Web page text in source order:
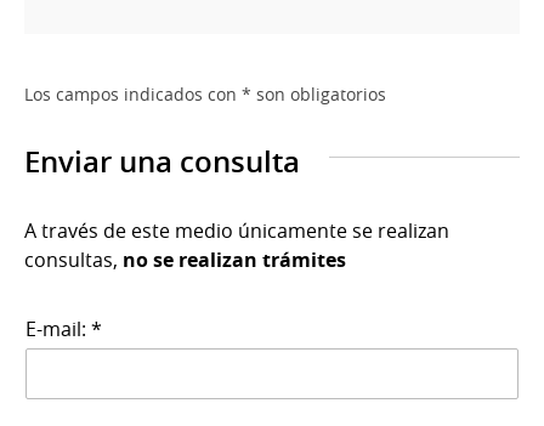
Los campos indicados con * son obligatorios
Enviar una consulta
A través de este medio únicamente se realizan
consultas, no se realizan trámites
E-mail: *